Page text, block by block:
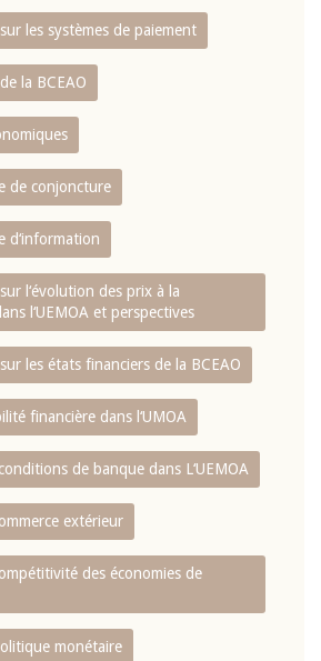
les systèmes de paiement
la BCEAO
de conjoncture
d‘information
l‘évolution des prix à la
l‘UEMOA et perspectives
les états financiers de la BCEAO
financière dans l‘UMOA
de banque dans L‘UEMOA
extérieur
des économies de
monétaire